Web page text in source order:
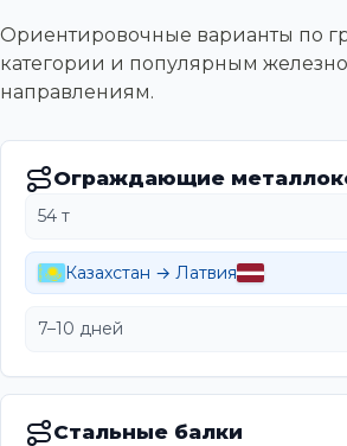
Ориентировочные варианты по
категории и популярным
направлениям.
Ограждающие
54 т
Казахстан → Латвия
7–10 дней
Стальные балки